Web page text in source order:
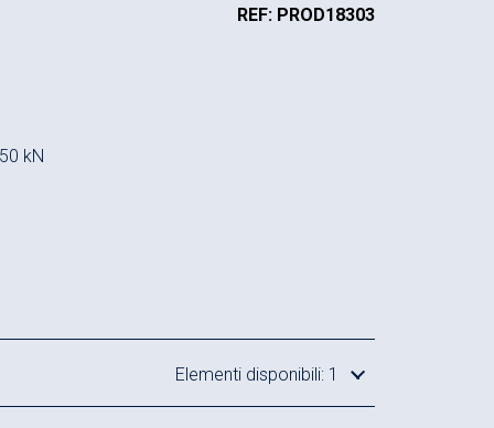
REF: PROD18303
kN
Elementi disponibili: 1